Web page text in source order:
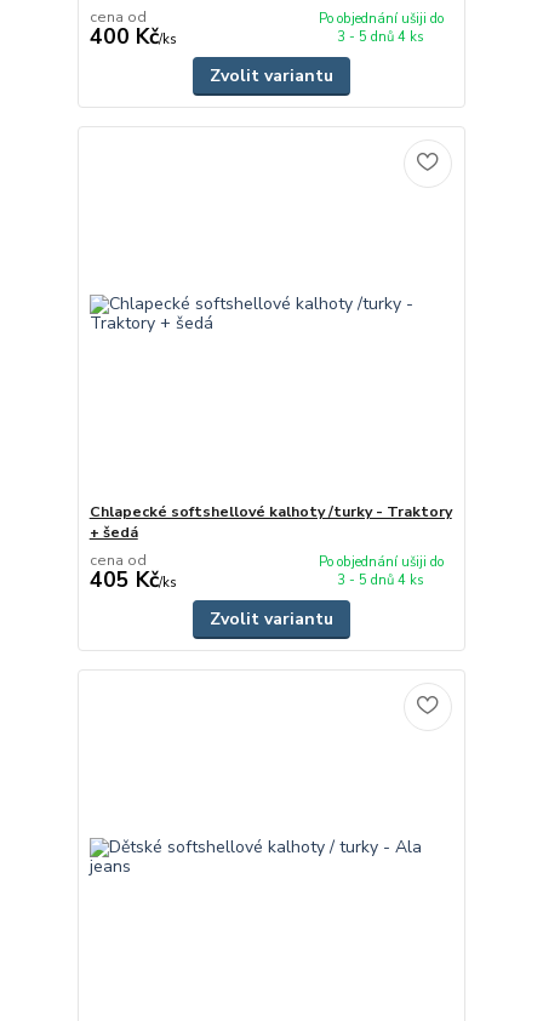
cena od
400 Kč/ks
Po objednání ušiji do
3 - 5 dnů 4 ks
Zvolit variantu
Chlapecké softshellové kalhoty /turky - Traktory
+ šedá
cena od
405 Kč/ks
Po objednání ušiji do
3 - 5 dnů 4 ks
Zvolit variantu